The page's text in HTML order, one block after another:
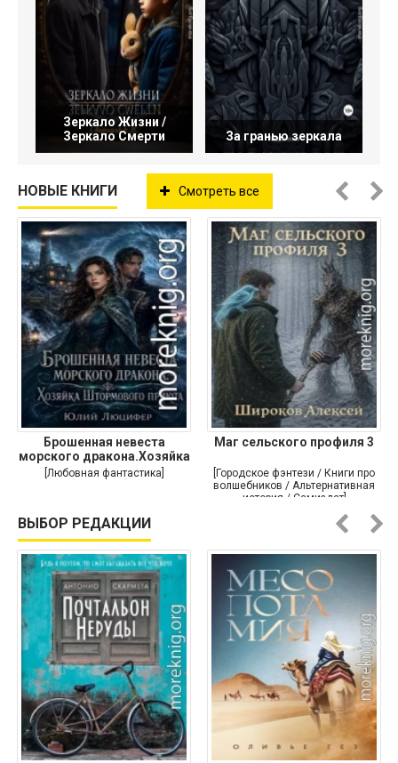
Зеркало Жизни /
Зеркало Смерти
За гранью зеркала
НОВЫЕ КНИГИ Смотреть все
Брошенная невеста
морского дракона.Хозяйка
[Любовная фантастика]
Маг сельского профиля 3
[Городское фэнтези / Книги про
волшебников / Альтернативная
история / Самиздат]
ВЫБОР РЕДАКЦИИ